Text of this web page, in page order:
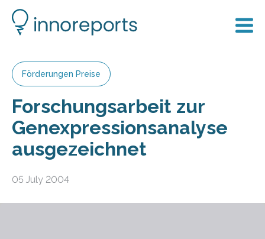
Förderungen Preise
Forschungsarbeit zur
Genexpressionsanalyse
ausgezeichnet
05 July 2004